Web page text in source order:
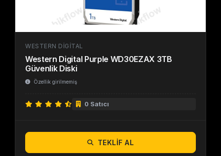
WESTERN DIGITAL
Western Digital Purple WD30EZAX 3TB
Güvenlik Diski
Özellik girilmemiş
0 Satıcı
TEKLIF AL